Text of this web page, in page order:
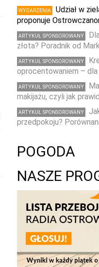
WYDARZENIA
Udział w
proponuje
ARTYKUŁ SPONSOROWANY
złota? Poradnik od
ARTYKUŁ SPONSOROWANY
oprocentowaniem –
ARTYKUŁ SPONSOROWANY
makijażu, czyli jak
ARTYKUŁ SPONSOROWANY
przedpokoju?
POGODA
NASZE